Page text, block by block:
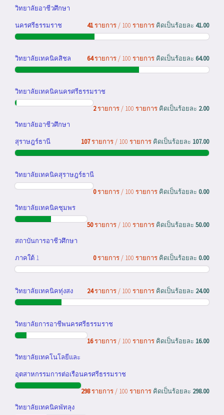
วิทยาลัยอาชีวศึกษา
นครศรีธรรมราช
41รายการ / 100 รายการ คิดเป็นร้อยละ 41.00
วิทยาลัยเทคนิคสิชล 64รายการ / 100 รายการ คิดเป็นร้อยละ 64.00
วิทยาลัยเทคนิคนครศรีธรรมราช
2รายการ / 100 รายการ คิดเป็นร้อยละ 2.00
วิทยาลัยอาชีวศึกษา
สุราษฎร์ธานี
107รายการ / 100 รายการ คิดเป็นร้อยละ 107.00
วิทยาลัยเทคนิคสุราษฎร์ธานี
0รายการ / 100 รายการ คิดเป็นร้อยละ 0.00
วิทยาลัยเทคนิคชุมพร
50รายการ / 100 รายการ คิดเป็นร้อยละ 50.00
สถาบันการอาชีวศึกษา
ภาคใต้ 1
0รายการ / 100 รายการ คิดเป็นร้อยละ 0.00
วิทยาลัยเทคนิคทุ่งสง 24รายการ / 100 รายการ คิดเป็นร้อยละ 24.00
วิทยาลัยการอาชีพนครศรีธรรมราช
16รายการ / 100 รายการ คิดเป็นร้อยละ 16.00
วิทยาลัยเทคโนโลยีและ
อุตสาหกรรมการต่อเรือนครศรีธรรมราช
298รายการ / 100 รายการ คิดเป็นร้อยละ 298.00
วิทยาลัยเทคนิคพัทลุง